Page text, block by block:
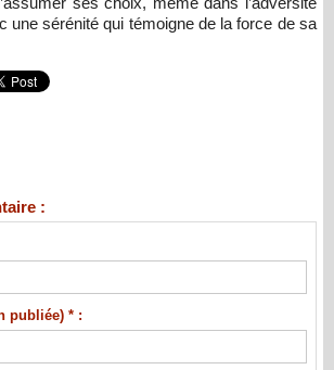
une sérénité qui témoigne de la force de sa
:
publiée) * :